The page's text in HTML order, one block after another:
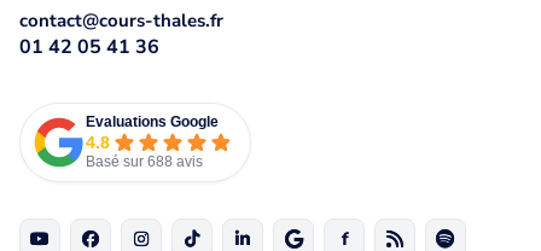
contact@cours-thales.fr
01 42 05 41 36
Evaluations Google
4.8
Basé sur 688 avis